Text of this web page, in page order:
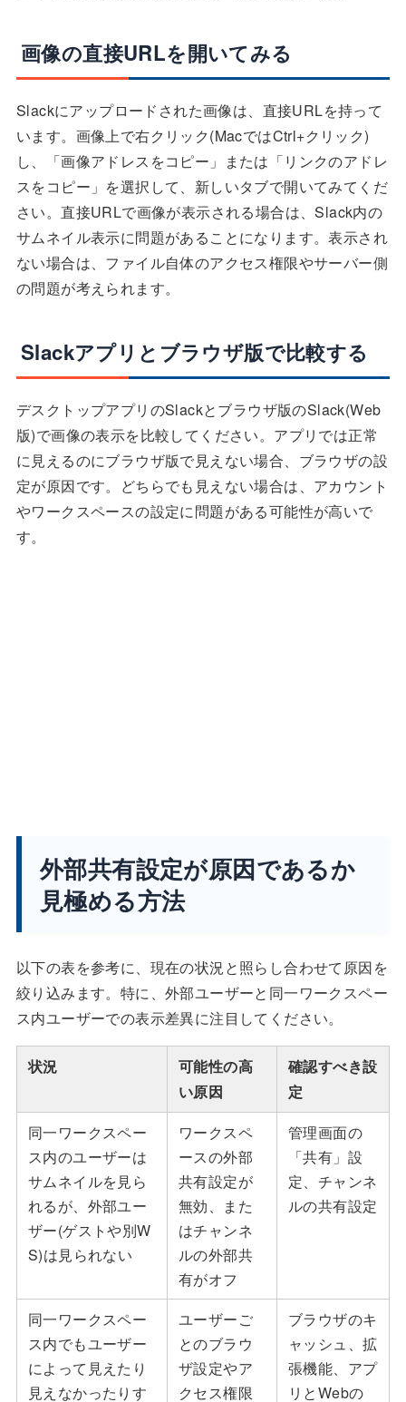
画像の直接URLを開いてみる
Slackにアップロードされた画像は、直接URLを持って
います。画像上で右クリック(MacではCtrl+クリック)
し、「画像アドレスをコピー」または「リンクのアドレ
スをコピー」を選択して、新しいタブで開いてみてくだ
さい。直接URLで画像が表示される場合は、Slack内の
サムネイル表示に問題があることになります。表示され
ない場合は、ファイル自体のアクセス権限やサーバー側
の問題が考えられます。
Slackアプリとブラウザ版で比較する
デスクトップアプリのSlackとブラウザ版のSlack(Web
版)で画像の表示を比較してください。アプリでは正常
に見えるのにブラウザ版で見えない場合、ブラウザの設
定が原因です。どちらでも見えない場合は、アカウント
やワークスペースの設定に問題がある可能性が高いで
す。
外部共有設定が原因であるか
見極める方法
以下の表を参考に、現在の状況と照らし合わせて原因を
絞り込みます。特に、外部ユーザーと同一ワークスペー
ス内ユーザーでの表示差異に注目してください。
状況
可能性の高
い原因
確認すべき設
定
同一ワークスペー
ス内のユーザーは
サムネイルを見ら
れるが、外部ユー
ザー(ゲストや別W
S)は見られない
ワークスペ
ースの外部
共有設定が
無効、また
はチャンネ
ルの外部共
有がオフ
管理画面の
「共有」設
定、チャンネ
ルの共有設定
同一ワークスペー
ス内でもユーザー
によって見えたり
見えなかったりす
ユーザーご
とのブラウ
ザ設定やア
クセス権限
ブラウザのキ
ャッシュ、拡
張機能、アプ
リとWebの